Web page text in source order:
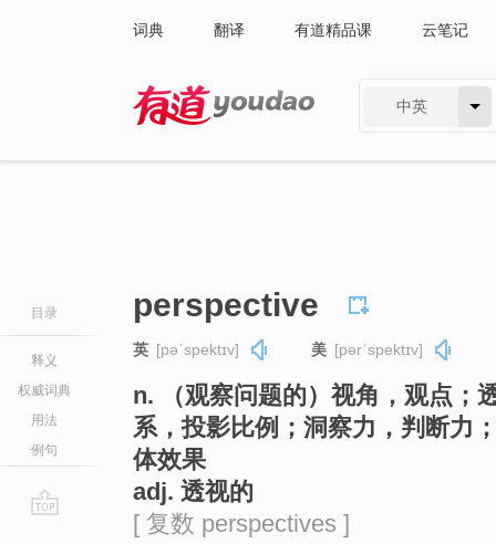
词典 翻译 有道精品课 云笔记
中英
目录
释义
权威词典
用法
例句
perspective
英 [pəˈspektɪv] 美 [pərˈspektɪv]
n. （观察问题的）视角，观点；
系，投影比例；洞察力，判断力
体效果
adj. 透视的
[ 复数 perspectives ]